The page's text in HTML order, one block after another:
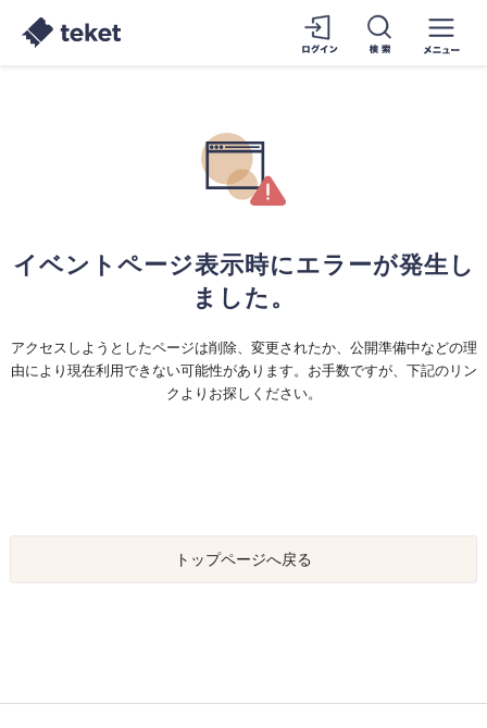
イベントページ表示時にエラーが発生し
ました。
アクセスしようとしたページは削除、変更されたか、公開準備中などの理
由により現在利用できない可能性があります。お手数ですが、下記のリン
クよりお探しください。
トップページへ戻る